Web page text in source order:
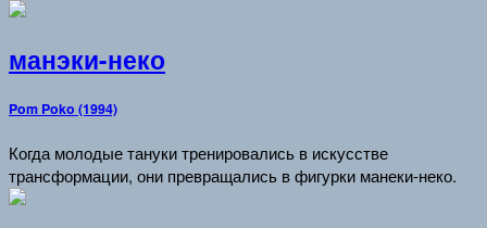
манэки-неко
Pom Poko (1994)
Когда молодые тануки тренировались в искусстве
трансформации, они превращались в фигурки манеки-неко.